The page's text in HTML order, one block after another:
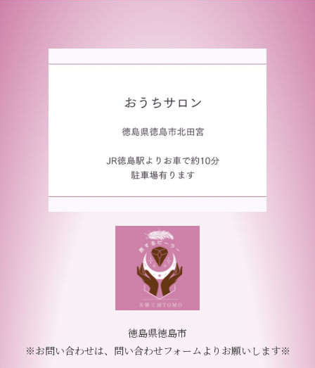
徳島県徳島市
※お問い合わせは、問い合わせフォームよりお願いします※